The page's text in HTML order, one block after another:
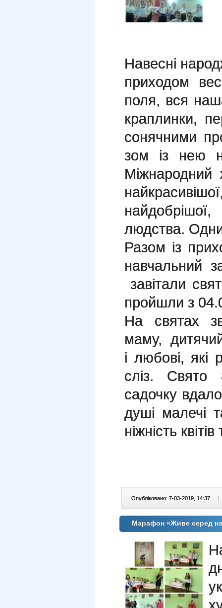
Навесні
приходом
поля, вся
краплин­ки,
со­нячними
зом із нею
Міжнародний
людства.
Разом із
навчальний
завітали
пройшли з
На святах
маму,
і любові, які
сліз.
садочку
душі малечі
ніжність
Опубліковано: 7-03-2019, 14:37 |
Марафон «Живе серед